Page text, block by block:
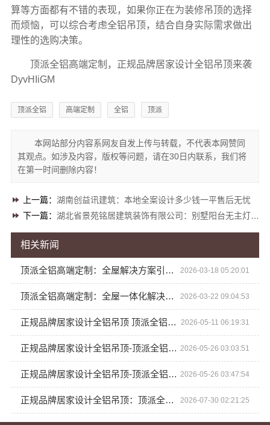
算等方面都有不错的表现，如果你正在为装修吊顶的选择
而烦恼，可以综合考虑全铝吊顶，结合自身实际需求做出
理性的选购决策。
顶派全铝高端定制，正规品牌居家设计全铝吊顶来袭
DyvHIiGM
顶派全铝 高端定制 全铝 顶派
本网站部分内容系网友自发上传与转载，不代表本网赞同
其观点。如涉及内容，版权等问题，请在30日内联系，我们将
在第一时间删除内容！
上一篇： 湖南创益讯建筑：本地全案设计多少钱一平售后无忧
下一篇： 湖北省景苑铭居建筑装饰有限公司：别墅阳台无主灯设计费用详情
相关新闻
顶派全铝高端定制：全屋解决方案引领潮流 2026-03-18 05:20:01
顶派全铝高端定制：全屋一体化解决方案 2026-03-22 09:04:53
正规品牌居家设计全铝吊顶 顶派全铝高端定制 2026-05-11 06:19:31
正规品牌居家设计全铝吊顶-顶派全铝高端定制 2026-05-26 03:03:51
正规品牌居家设计全铝吊顶-顶派全铝高端定制 2026-05-26 03:47:54
正规品牌居家设计全铝吊顶：顶派全铝高端定制打造美观实用的天花板 2026-07-30 02:21:25